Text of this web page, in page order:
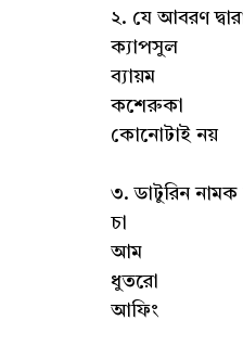
২. যে আবরণ
ক্যাপসুল
ব্যায়ম
কশেরুকা
কোনোটাই নয়
৩. ডাটুরিন
চা
আম
ধুতরো
আফিং